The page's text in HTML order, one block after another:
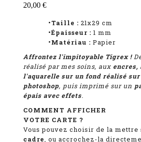
20,00 €
•Taille : 21x29 cm
•Épaisseur : 1 mm
•Matériau : Papier
Affrontez l'impitoyable Tigrex ! D
réalisé par mes soins, aux encres,
l'aquarelle sur un fond réalisé sur
photoshop, puis imprimé sur un
épais avec effets.
COMMENT AFFICHER
VOTRE CARTE ?
Vous pouvez choisir de la mettre
cadre , ou accrochez-la